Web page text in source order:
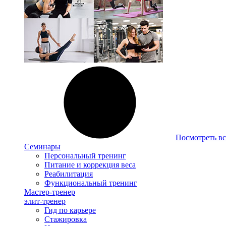
Посмотреть
Семинары
Персональный тренинг
Питание и коррекция веса
Реабилитация
Функциональный тренинг
Мастер-тренер
элит-тренер
Гид по карьере
Стажировка